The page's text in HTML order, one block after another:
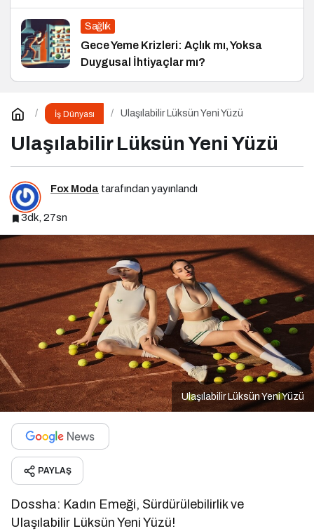
Sağlık
Gece Yeme Krizleri: Açlık mı, Yoksa
Duygusal İhtiyaçlar mı?
İş Dünyası Ulaşılabilir Lüksün Yeni Yüzü
Ulaşılabilir Lüksün Yeni Yüzü
Fox Moda tarafından yayınlandı
3dk, 27sn
Ulaşılabilir Lüksün Yeni Yüzü
PAYLAŞ
Dossha: Kadın Emeği, Sürdürülebilirlik ve
Ulaşılabilir Lüksün Yeni Yüzü!